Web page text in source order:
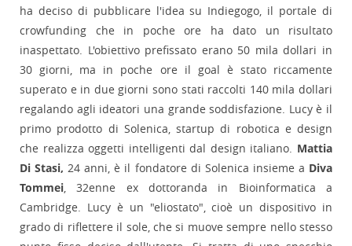
ha deciso di pubblicare l'idea su Indiegogo, il portale di
crowfunding che in poche ore ha dato un risultato
inaspettato. L'obiettivo prefissato erano 50 mila dollari in
30 giorni, ma in poche ore il goal è stato riccamente
superato e in due giorni sono stati raccolti 140 mila dollari
regalando agli ideatori una grande soddisfazione. Lucy è il
primo prodotto di Solenica, startup di robotica e design
che realizza oggetti intelligenti dal design italiano. Mattia
Di Stasi, 24 anni, è il fondatore di Solenica insieme a Diva
Tommei, 32enne ex dottoranda in Bioinformatica a
Cambridge. Lucy è un "eliostato", cioè un dispositivo in
grado di riflettere il sole, che si muove sempre nello stesso